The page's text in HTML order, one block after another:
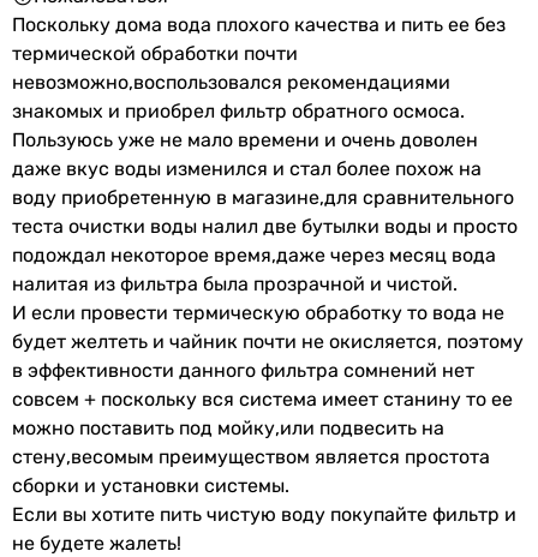
12 л
Материал бака
пластик
пластик
пластик
пластик
пластик
пластик
пластик
пластик
пластик
пластик
пластик
Производство мембраны
США
Украина
Украина
Украина
Украина
производителем.
Поскольку дома вода плохого качества и пить ее без
термической обработки почти
невозможно,воспользовался рекомендациями
знакомых и приобрел фильтр обратного осмоса.
Пользуюсь уже не мало времени и очень доволен
даже вкус воды изменился и стал более похож на
воду приобретенную в магазине,для сравнительного
теста очистки воды налил две бутылки воды и просто
подождал некоторое время,даже через месяц вода
налитая из фильтра была прозрачной и чистой.
И если провести термическую обработку то вода не
будет желтеть и чайник почти не окисляется, поэтому
в эффективности данного фильтра сомнений нет
совсем + поскольку вся система имеет станину то ее
можно поставить под мойку,или подвесить на
стену,весомым преимуществом является простота
сборки и установки системы.
Если вы хотите пить чистую воду покупайте фильтр и
не будете жалеть!